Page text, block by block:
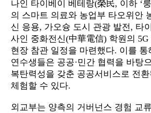
나인 타이베이 베테랑(榮民, 이하 ‘
의 스마트 의료와 농업부 타오위안
신 응용, 가오슝 도시 관광 발전, 타
사인 중화전신(中華電信) 학원의
현장 참관 일정을 마련했다. 이를 통
연수생들은 공공·민간 협력을 바탕
복탄력성을 갖춘 공공서비스로 전
체험할 수 있다.
외교부는 양측의 거버넌스 경험 교